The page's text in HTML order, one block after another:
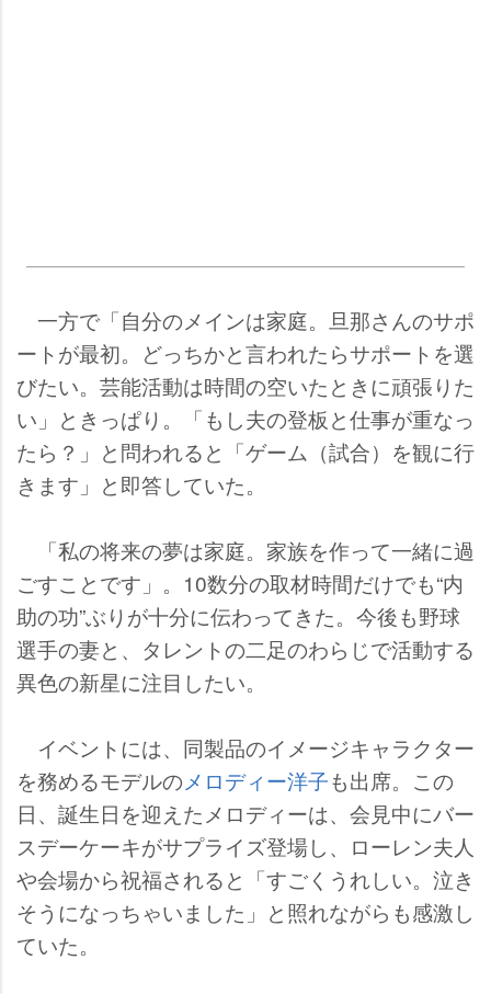
一方で「自分のメインは家庭。旦那さんのサポ
ートが最初。どっちかと言われたらサポートを選
びたい。芸能活動は時間の空いたときに頑張りた
い」ときっぱり。「もし夫の登板と仕事が重なっ
たら？」と問われると「ゲーム（試合）を観に行
きます」と即答していた。
「私の将来の夢は家庭。家族を作って一緒に過
ごすことです」。10数分の取材時間だけでも“内
助の功”ぶりが十分に伝わってきた。今後も野球
選手の妻と、タレントの二足のわらじで活動する
異色の新星に注目したい。
イベントには、同製品のイメージキャラクター
を務めるモデルのメロディー洋子も出席。この
日、誕生日を迎えたメロディーは、会見中にバー
スデーケーキがサプライズ登場し、ローレン夫人
会場から祝福されると「すごくうれしい。泣き
そうになっちゃいました」と照れながらも感激し
ていた。